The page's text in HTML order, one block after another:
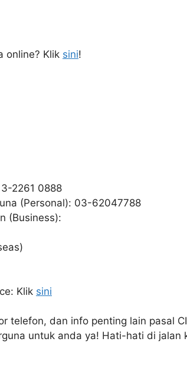
online? Klik sini!
2261 0888
(Personal): 03-62047788
(Business):
Klik sini
telefon, dan info penting lain pasal
untuk anda ya! Hati-hati di jalan